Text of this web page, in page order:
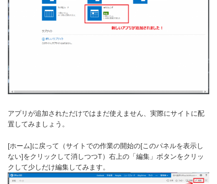
アプリが追加されただけではまだ使えません、実際にサイトに配
置してみましょう。
[ホーム]に戻って（サイトでの作業の開始の[このパネルを表示し
ない]をクリックして消しつつT）右上の「編集」ボタンをクリッ
クして少しだけ編集してみます。